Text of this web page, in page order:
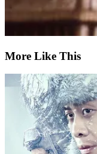
More Like This